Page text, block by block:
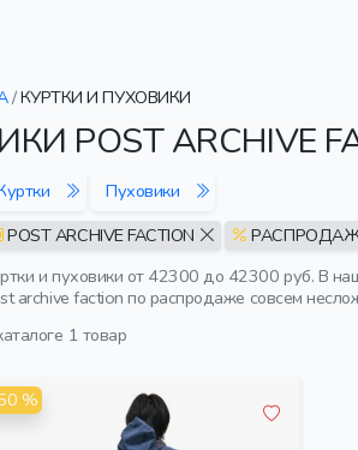
/КУРТКИ И ПУХОВИКИ
POST ARCHIVE
Пуховики
POST ARCHIVE FACTION
и пуховики от 42300 до 42300 руб. В
archive faction по распродаже совсем
1 товар
%